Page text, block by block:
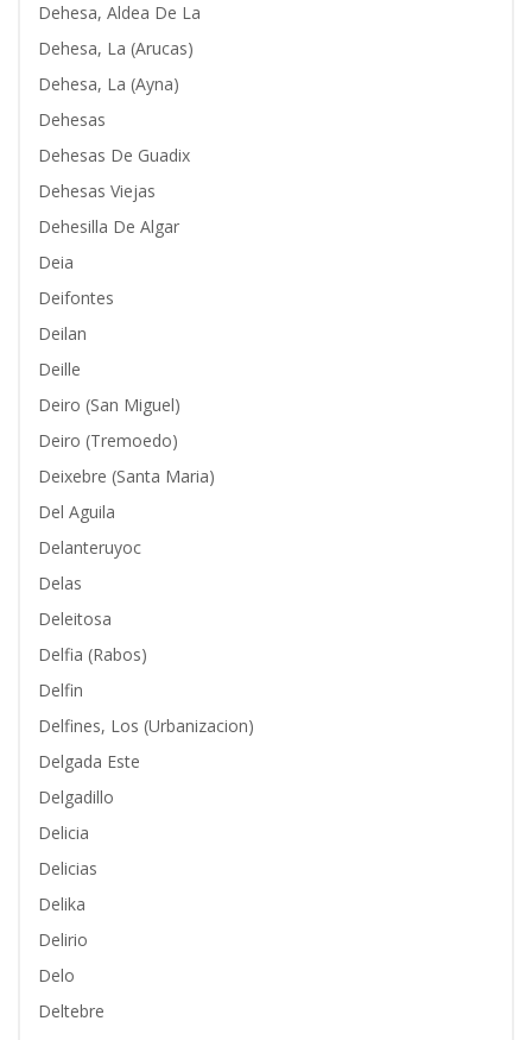
Dehesa, Aldea De La
Dehesa, La (Arucas)
Dehesa, La (Ayna)
Dehesas
Dehesas De Guadix
Dehesas Viejas
Dehesilla De Algar
Deia
Deifontes
Deilan
Deille
Deiro (San Miguel)
Deiro (Tremoedo)
Deixebre (Santa Maria)
Del Aguila
Delanteruyoc
Delas
Deleitosa
Delfia (Rabos)
Delfin
Delfines, Los (Urbanizacion)
Delgada Este
Delgadillo
Delicia
Delicias
Delika
Delirio
Delo
Deltebre